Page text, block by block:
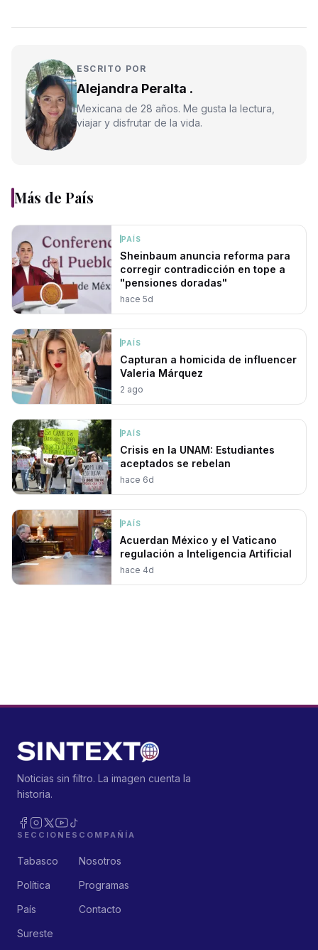
ESCRITO POR
Alejandra Peralta .
Mexicana de 28 años. Me gusta la lectura,
viajar y disfrutar de la vida.
Más de País
PAÍS
Sheinbaum anuncia reforma para
corregir contradicción en tope a
"pensiones doradas"
hace 5d
PAÍS
Capturan a homicida de influencer
Valeria Márquez
2 ago
PAÍS
Crisis en la UNAM: Estudiantes
aceptados se rebelan
hace 6d
PAÍS
Acuerdan México y el Vaticano
regulación a Inteligencia Artificial
hace 4d
Noticias sin filtro. La imagen cuenta la
historia.
SECCIONES
Tabasco
Política
País
Sureste
COMPAÑÍA
Nosotros
Programas
Contacto